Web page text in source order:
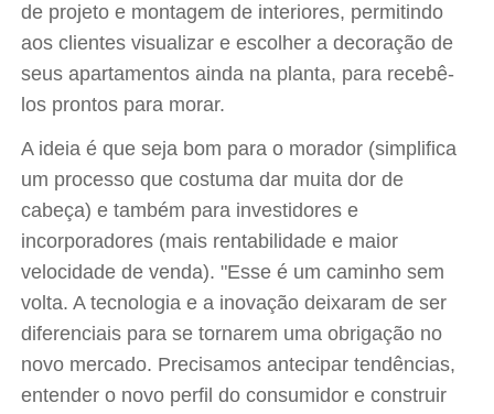
de projeto e montagem de interiores, permitindo
aos clientes visualizar e escolher a decoração de
seus apartamentos ainda na planta, para recebê-
los prontos para morar.
A ideia é que seja bom para o morador (simplifica
um processo que costuma dar muita dor de
cabeça) e também para investidores e
incorporadores (mais rentabilidade e maior
velocidade de venda). "Esse é um caminho sem
volta. A tecnologia e a inovação deixaram de ser
diferenciais para se tornarem uma obrigação no
novo mercado. Precisamos antecipar tendências,
entender o novo perfil do consumidor e construir